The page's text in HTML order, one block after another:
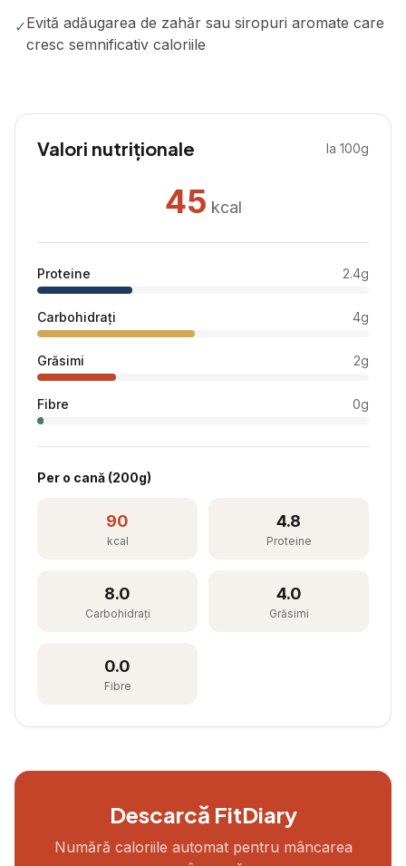
✓Evită adăugarea de zahăr sau siropuri aromate care
cresc semnificativ caloriile
Valori nutriționale la 100g
45 kcal
Proteine 2.4g
Carbohidrați 4g
Grăsimi 2g
Fibre 0g
Per o cană (200g)
90
kcal
4.8
Proteine
8.0
Carbohidrați
4.0
Grăsimi
0.0
Fibre
Descarcă FitDiary
Numără caloriile automat pentru mâncarea